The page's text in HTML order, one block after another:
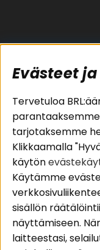
Suositut
Autostereot
Kaiuttimet
Lisätarvikkeet
Kaapelit
Alueet
Evästeet
Tervetuloa
tarjotaksemme
Klikkaamalla
käytön
Käytämme
sisällön
näyttämiseen.
laitteestasi,